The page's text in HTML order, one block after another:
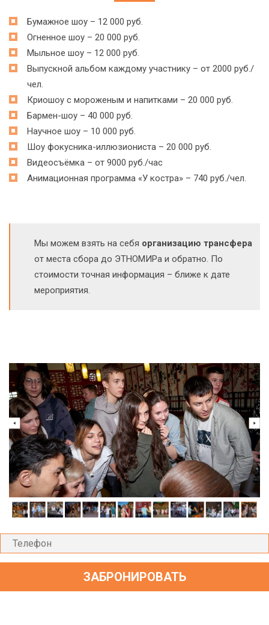
Бумажное шоу – 12 000 руб.
Огненное шоу – 20 000 руб.
Мыльное шоу – 12 000 руб.
Выпускной альбом каждому участнику – от 2000 руб./
чел.
Криошоу с мороженым и напитками – 20 000 руб.
Бармен-шоу – 40 000 руб.
Научное шоу – 10 000 руб.
Шоу фокусника-иллюзиониста – 20 000 руб.
Видеосъёмка – от 9000 руб./час
Анимационная программа «У костра» – 740 руб./чел.
Мы можем взять на себя организацию трансфера
от места сбора до ЭТНОМИРа и обратно. По
стоимости точная информация – ближе к дате
мероприятия.